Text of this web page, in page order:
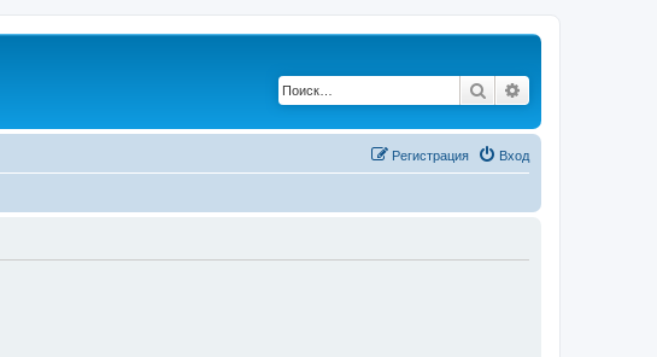
Поиск
Вход
Регистрация